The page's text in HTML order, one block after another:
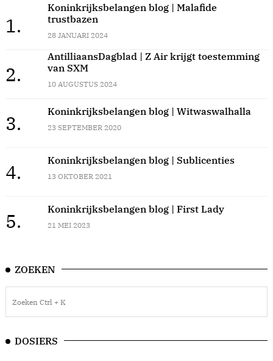
1.
Koninkrijksbelangen blog | Malafide
trustbazen
28 JANUARI 2024
2.
AntilliaansDagblad | Z Air krijgt toestemming
van SXM
10 AUGUSTUS 2024
3.
Koninkrijksbelangen blog | Witwaswalhalla
23 SEPTEMBER 2020
4.
Koninkrijksbelangen blog | Sublicenties
13 OKTOBER 2021
5.
Koninkrijksbelangen blog | First Lady
21 MEI 2023
ZOEKEN
DOSIERS